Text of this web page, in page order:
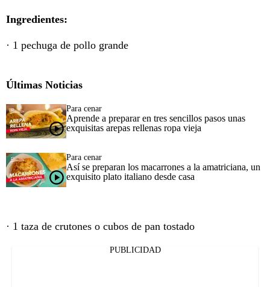
Ingredientes:
· 1 pechuga de pollo grande
Últimas Noticias
Para cenar
Aprende a preparar en tres sencillos pasos unas
exquisitas arepas rellenas ropa vieja
Para cenar
Así se preparan los macarrones a la amatriciana, un
exquisito plato italiano desde casa
· 1 taza de crutones o cubos de pan tostado
PUBLICIDAD